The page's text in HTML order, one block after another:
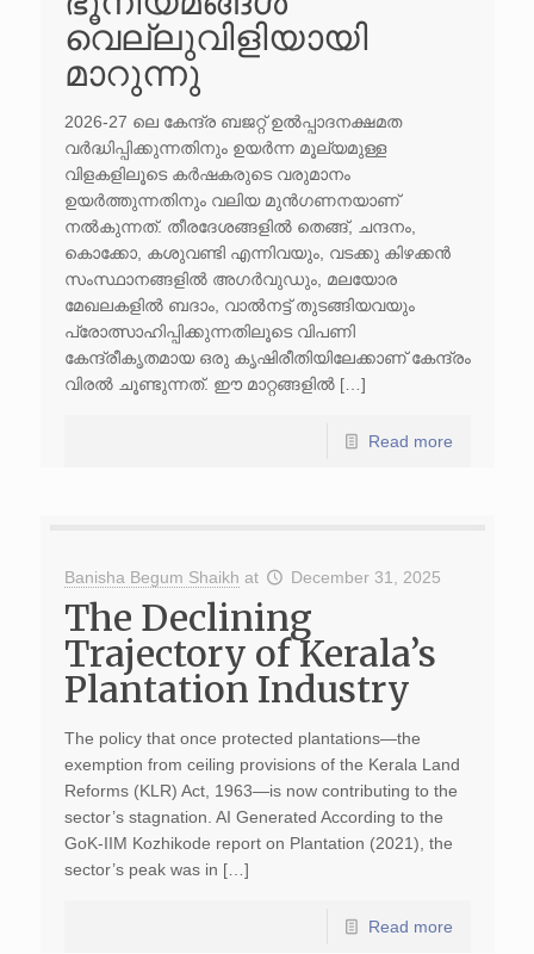
വെല്ലുവിളിയായി
മാറുന്നു
2026-27 ലെ കേന്ദ്ര ബജറ്റ് ഉൽപ്പാദനക്ഷമത
വർദ്ധിപ്പിക്കുന്നതിനും ഉയർന്ന മൂല്യമുള്ള
വിളകളിലൂടെ കർഷകരുടെ വരുമാനം
ഉയർത്തുന്നതിനും വലിയ മുൻഗണനയാണ്
നൽകുന്നത്. തീരദേശങ്ങളിൽ തെങ്ങ്, ചന്ദനം,
കൊക്കോ, കശുവണ്ടി എന്നിവയും, വടക്കു കിഴക്കൻ
സംസ്ഥാനങ്ങളിൽ അഗർവുഡും, മലയോര
മേഖലകളിൽ ബദാം, വാൽനട്ട് തുടങ്ങിയവയും
പ്രോത്സാഹിപ്പിക്കുന്നതിലൂടെ വിപണി
കേന്ദ്രീകൃതമായ ഒരു കൃഷിരീതിയിലേക്കാണ് കേന്ദ്രം
വിരൽ ചൂണ്ടുന്നത്. ഈ മാറ്റങ്ങളിൽ […]
Read more
Banisha Begum Shaikh at December 31, 2025
The Declining
Trajectory of Kerala’s
Plantation Industry
The policy that once protected plantations—the
exemption from ceiling provisions of the Kerala Land
Reforms (KLR) Act, 1963—is now contributing to the
sector’s stagnation. AI Generated According to the
GoK-IIM Kozhikode report on Plantation (2021), the
sector’s peak was in […]
Read more